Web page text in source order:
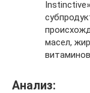
масел,
Анализ: